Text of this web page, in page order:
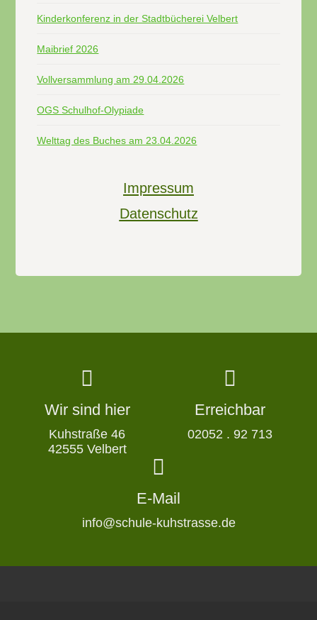
Kinderkonferenz in der Stadtbücherei Velbert
Maibrief 2026
Vollversammlung am 29.04.2026
OGS Schulhof-Olypiade
Welttag des Buches am 23.04.2026
Impressum
Datenschutz
Wir sind hier
Kuhstraße 46
42555 Velbert
Erreichbar
02052 . 92 713
E-Mail
info@schule-kuhstrasse.de